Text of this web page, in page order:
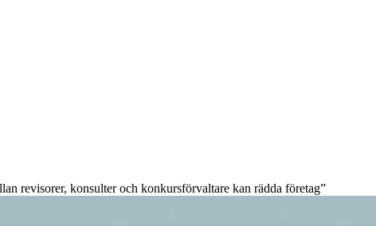
revisorer, konsulter och konkursförvaltare kan rädda företag”